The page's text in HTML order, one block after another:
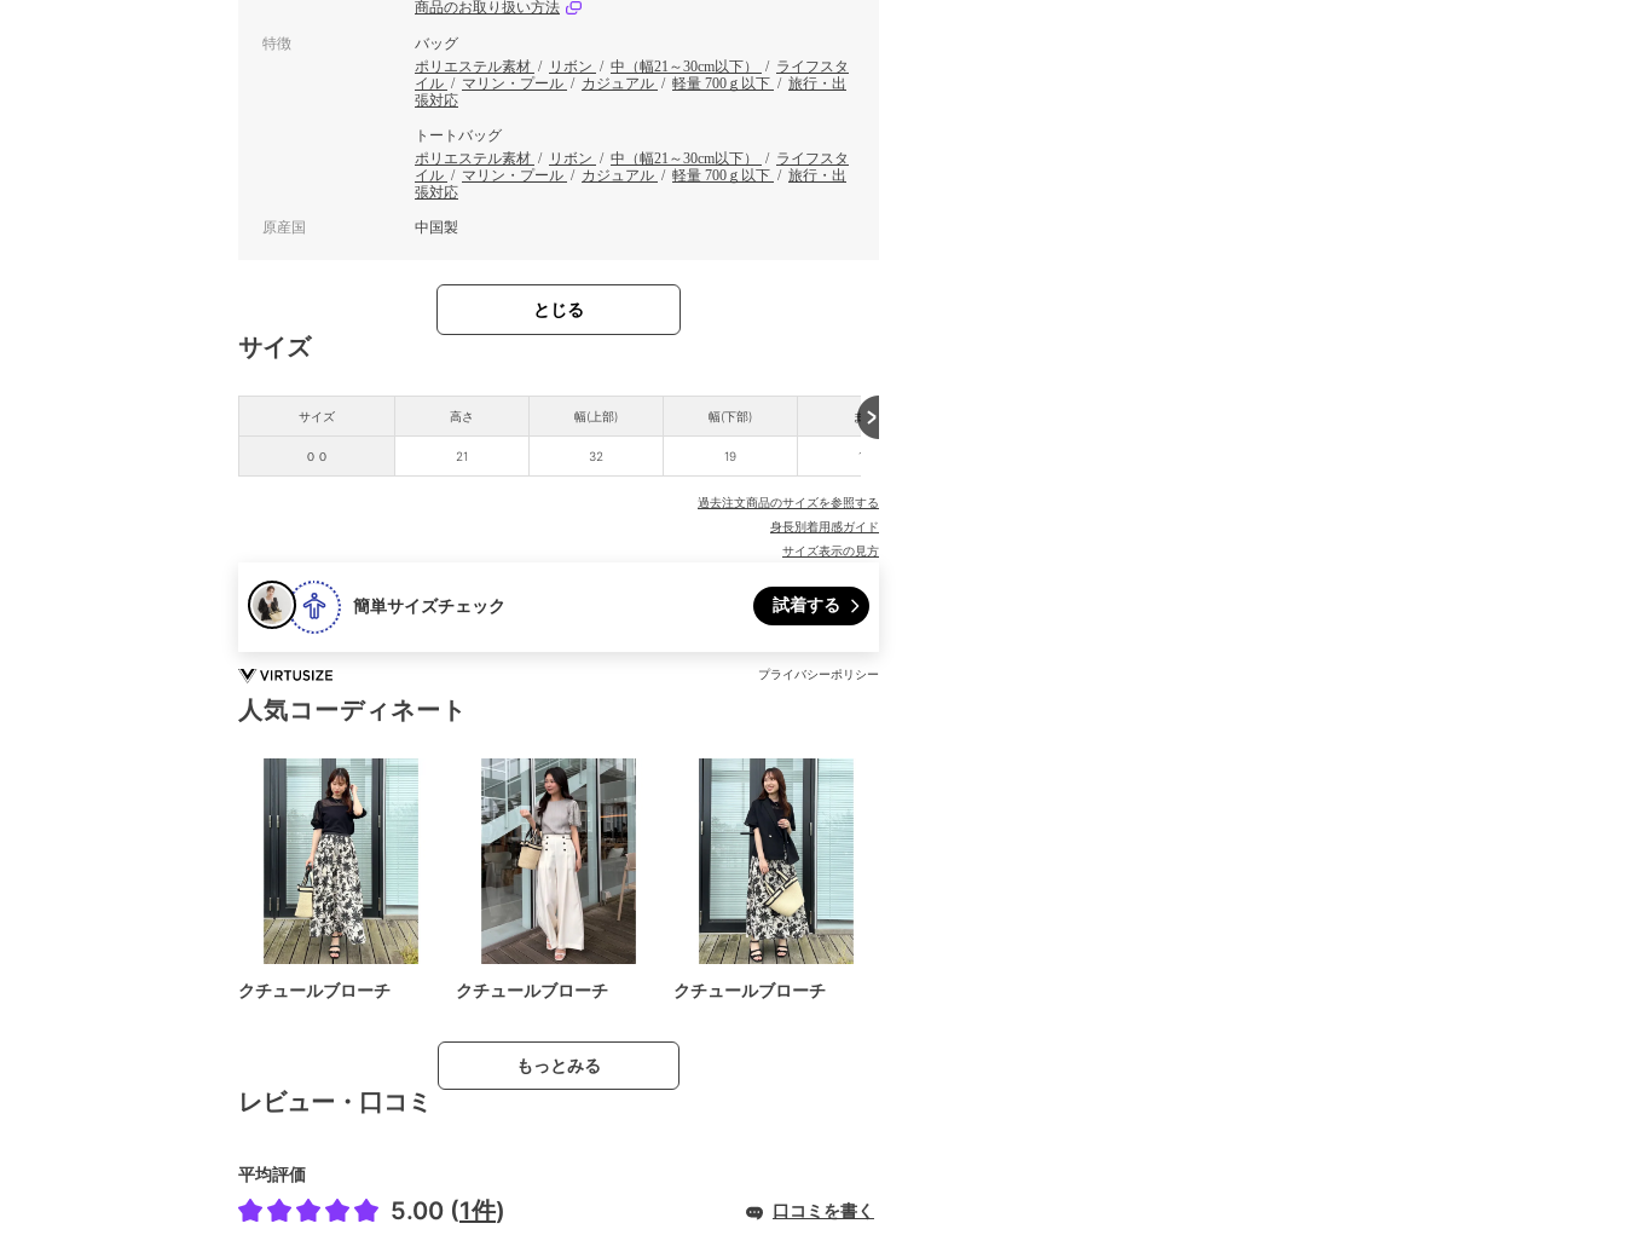
商品のお取り扱い方法
特徴
バッグ
ポリエステル素材 / リボン / 中（幅21～30cm以下） / ライフスタ
イル / マリン・プール / カジュアル / 軽量 700ｇ以下 / 旅行・出
張対応
トートバッグ
ポリエステル素材 / リボン / 中（幅21～30cm以下） / ライフスタ
イル / マリン・プール / カジュアル / 軽量 700ｇ以下 / 旅行・出
張対応
原産国 中国製
とじる
サイズ
サイズ
００
高さ 幅(上部) 幅(下部) まち
21 32 19 13
過去注文商品のサイズを参照する
身長別着用感ガイド
サイズ表示の見方
簡単サイズチェック 試着する
プライバシーポリシー
人気コーディネート
クチュールブローチ クチュールブローチ クチュールブローチ
もっとみる
レビュー・口コミ
平均評価
5.00 (1件) 口コミを書く